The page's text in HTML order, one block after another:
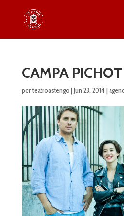
CAMPA
porteatroastengo | Jun 23, 2014|